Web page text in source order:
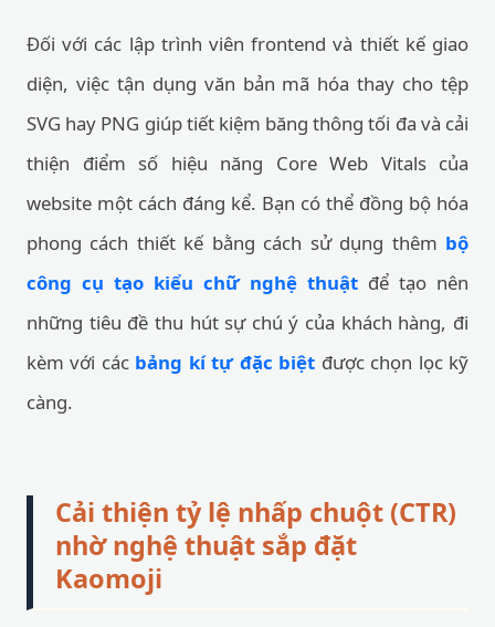
Đối với các lập trình viên frontend và thiết kế giao
diện, việc tận dụng văn bản mã hóa thay cho tệp
SVG hay PNG giúp tiết kiệm băng thông tối đa và cải
thiện điểm số hiệu năng Core Web Vitals của
website một cách đáng kể. Bạn có thể đồng bộ hóa
phong cách thiết kế bằng cách sử dụng thêm bộ
công cụ tạo kiểu chữ nghệ thuật để tạo nên
những tiêu đề thu hút sự chú ý của khách hàng, đi
kèm với các bảng kí tự đặc biệt được chọn lọc kỹ
càng.
Cải thiện tỷ lệ nhấp chuột (CTR)
nhờ nghệ thuật sắp đặt
Kaomoji